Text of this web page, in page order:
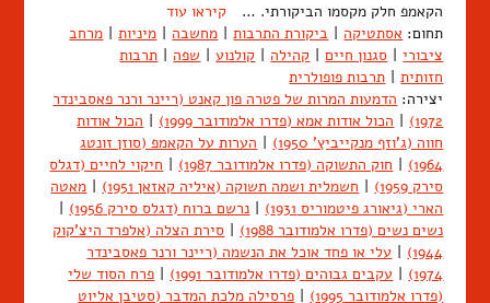
הקאמפ חלק מקסמו הביקורתי. … קיראו עוד
תחום: אסתטיקה | ביקורת התרבות | מחשבה | מיניות | מרחב
ציבורי | סגנון חיים | קהילה | קולנוע | שפה | תרבות
חזותית | תרבות פופולרית
יצירה: הדמעות המרות של פטרה פון קאנט (ריינר ורנר פאסבינדר
1972)
| הכול אודות אמא (פדרו אלמודובר 1999) | הכול אודות
חווה (ג'וזף מנקייביץ' 1950)
| הערות על הקאמפ (סוזן זונטג
1964)
| חוק התשוקה (פדרו אלמודובר 1987) | חיקוי לחיים (דגלס
סירק 1959)
| חשמלית ושמה תשוקה (איליה קאזאן 1951) | מאטה
הארי (גיאורג פיטמוריס 1931)
| נרשם ברוח (דגלס סירק 1956)
|
נשים נשים (פדרו אלמודובר 1988)
| סירת הצלה (אלפרד היצ'קוק
1944)
| עלי או פחד אוכל את הנשמה (ריינר ורנר פאסבינדר
1974)
| עקבים גבוהים (פדרו אלמודובר 1991) | פרח הסוד שלי
(פדרו אלמודובר 1995)
| פרסילה מלכת המדבר (סטיבן אליוט